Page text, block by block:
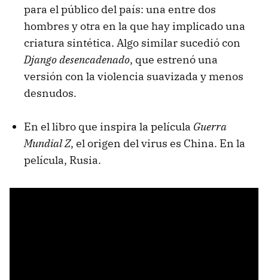
para el público del país: una entre dos
hombres y otra en la que hay implicado una
criatura sintética. Algo similar sucedió con
Django desencadenado, que estrenó una
versión con la violencia suavizada y menos
desnudos.
En el libro que inspira la película Guerra
Mundial Z, el origen del virus es China. En la
película, Rusia.